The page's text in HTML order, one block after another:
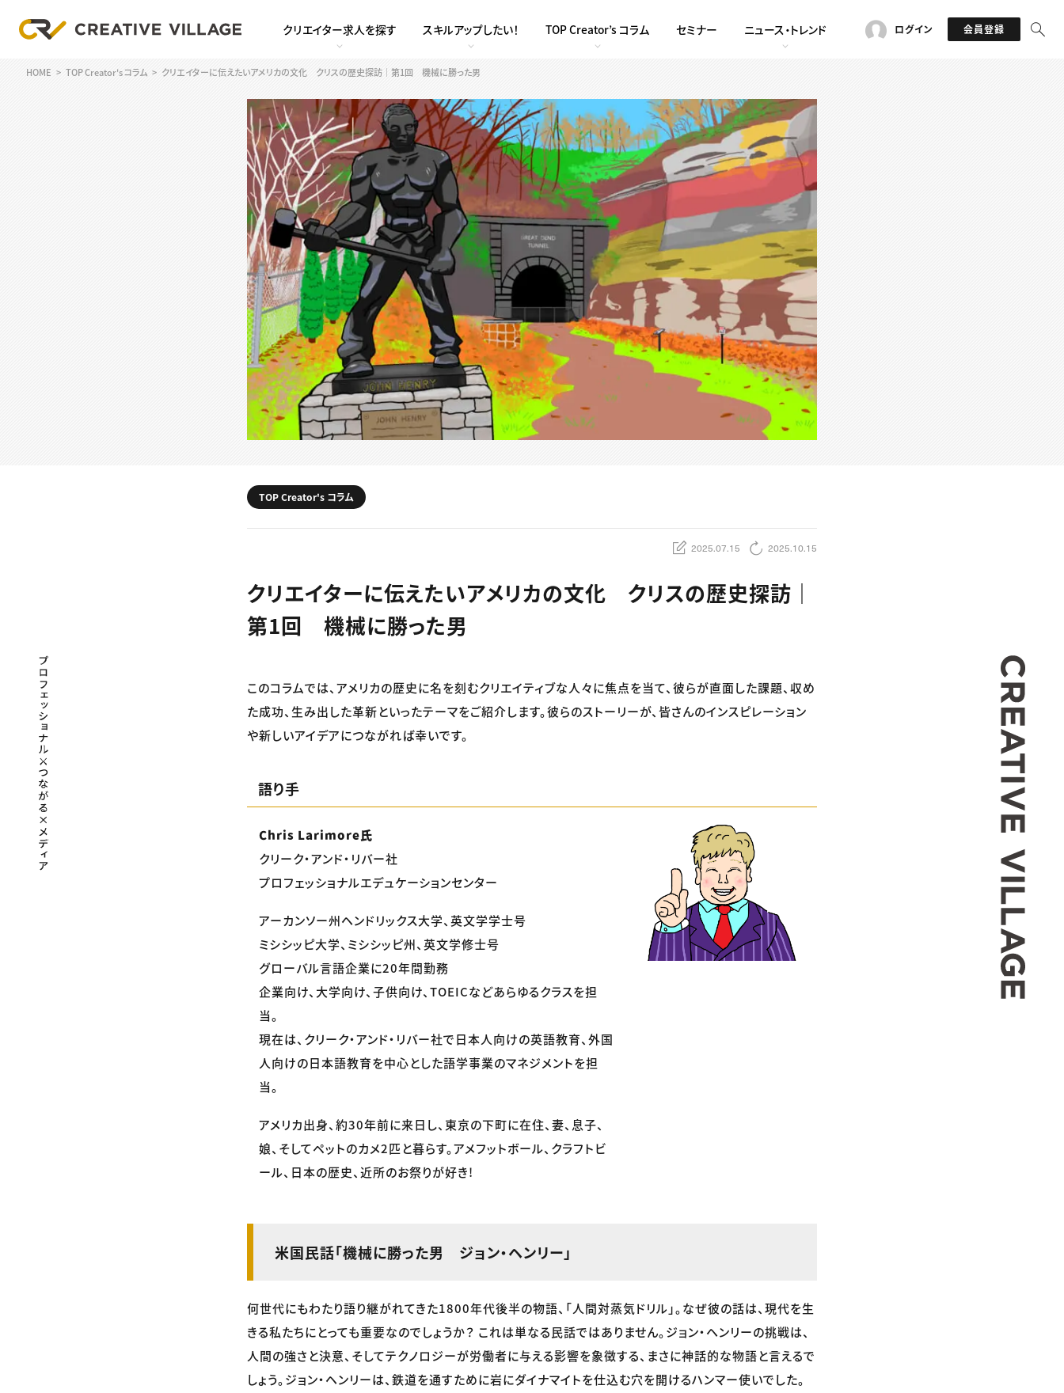
クリエイター求人を探す スキルアップしたい！ TOP Creator’s コラム セミナー ニュース・トレンド ログイン 会員登録
HOME TOP Creator's コラム クリエイターに伝えたいアメリカの文化 クリスの歴史探訪｜第1回 機械に勝った男
TOP Creator's コラム
2025.07.15 2025.10.15
クリエイターに伝えたいアメリカの文化 クリスの歴史探訪｜
第1回 機械に勝った男
このコラムでは、アメリカの歴史に名を刻むクリエイティブな人々に焦点を当て、彼らが直面した課題、収め
た成功、生み出した革新といったテーマをご紹介します。彼らのストーリーが、皆さんのインスピレーション
や新しいアイデアにつながれば幸いです。
語り手
Chris Larimore氏
クリーク・アンド・リバー社
プロフェッショナルエデュケーションセンター
アーカンソー州ヘンドリックス大学、英文学学士号
ミシシッピ大学、ミシシッピ州、英文学修士号
グローバル言語企業に20年間勤務
企業向け、大学向け、子供向け、TOEICなどあらゆるクラスを担
当。
現在は、クリーク・アンド・リバー社で日本人向けの英語教育、外国
人向けの日本語教育を中心とした語学事業のマネジメントを担
当。
アメリカ出身、約30年前に来日し、東京の下町に在住、妻、息子、
娘、そしてペットのカメ2匹と暮らす。アメフットボール、クラフトビ
ール、日本の歴史、近所のお祭りが好き!
米国民話「機械に勝った男 ジョン・ヘンリー」
何世代にもわたり語り継がれてきた1800年代後半の物語、「人間対蒸気ドリル」。なぜ彼の話は、現代を生
きる私たちにとっても重要なのでしょうか？ これは単なる民話ではありません。ジョン・ヘンリーの挑戦は、
人間の強さと決意、そしてテクノロジーが労働者に与える影響を象徴する、まさに神話的な物語と言えるで
しょう。ジョン・ヘンリーは、鉄道を通すために岩にダイナマイトを仕込む穴を開けるハンマー使いでした。